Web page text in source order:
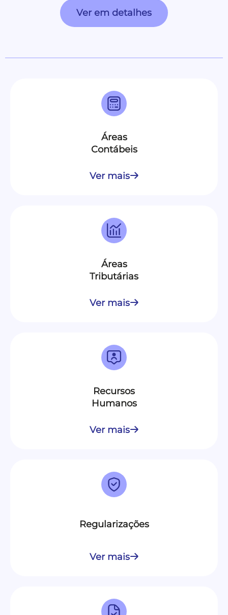
Ver em detalhes
Áreas
Contábeis
Ver mais
Áreas
Tributárias
Ver mais
Recursos
Humanos
Ver mais
Regularizações
Ver mais